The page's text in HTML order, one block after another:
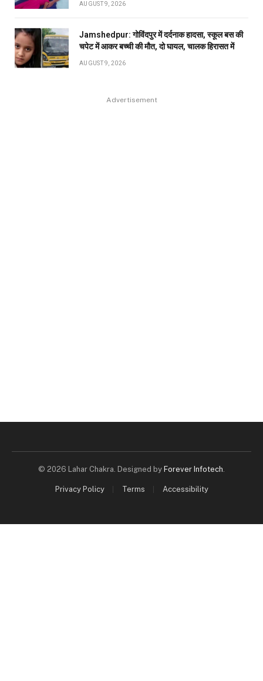
AUGUST 9, 2026
Jamshedpur: गोविंदपुर में दर्दनाक हादसा, स्कूल बस की
चपेट में आकर बच्ची की मौत, दो घायल, चालक हिरासत में
AUGUST 9, 2026
Advertisement
© 2026 Lahar Chakra. Designed by Forever Infotech.
Privacy Policy Terms Accessibility